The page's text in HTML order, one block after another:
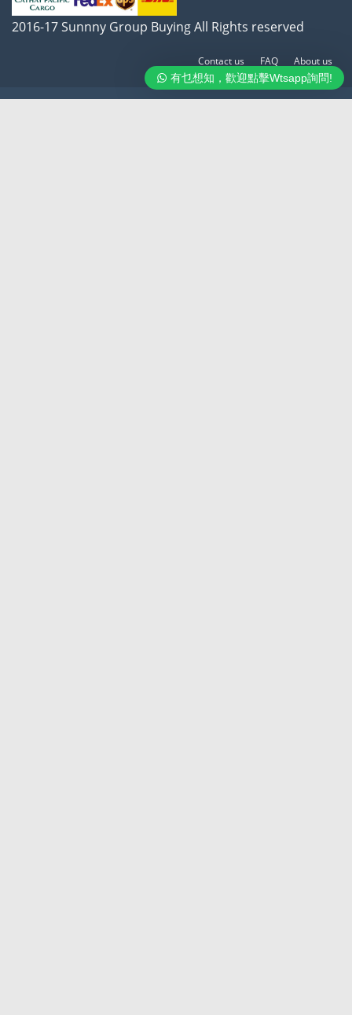
有乜想知，歡迎點擊Wtsapp詢問!
2016-17 Sunnny Group Buying All Rights reserved
Contact us FAQ About us